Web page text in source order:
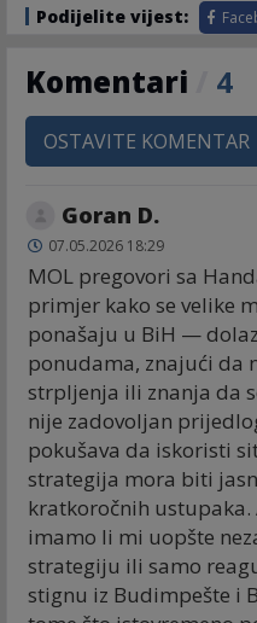
Podijelite vijest:
Komentari 4
OSTAVITE KOMENTAR
Goran D.
07.05.2026 18:29
MOL pregovori sa
primjer kako se velike
ponašaju u BiH —
ponudama, znajući da
strpljenja ili znanja da
nije zadovoljan
pokušava da iskoristi
strategija mora biti
kratkoročnih
imamo li mi uopšte
strategiju ili samo
stignu iz Budimpešte i